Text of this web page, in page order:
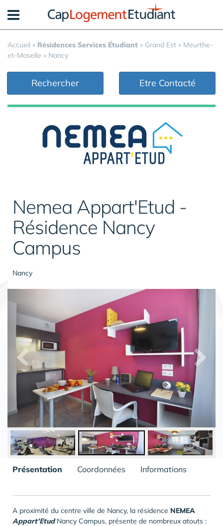
Accueil » Résidences Services Étudiant » Grand Est » Meurthe-
et-Moselle » Nancy
Rechercher Etre Contacté
Nemea Appart'Etud -
Résidence Nancy
Campus
Nancy
Présentation Coordonnées Informations
A proximité du centre ville de Nancy, la résidence NEMEA
Appart'EtudNancy Campus, présente de nombreux atouts :